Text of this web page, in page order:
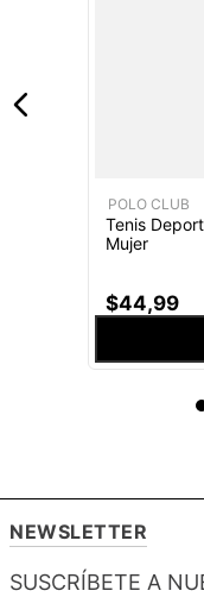
POLO CLUB
Tenis
Mujer
$44,99
NEWSLETTER
SUSCRÍBETE A